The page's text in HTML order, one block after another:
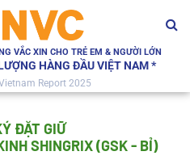
VẮC XIN CHO TRẺ EM & NGƯỜI LỚN
HÀNG ĐẦU VIỆT NAM *
Report 2025
ĐẶT GIỮ
SHINGRIX (GSK - BỈ)